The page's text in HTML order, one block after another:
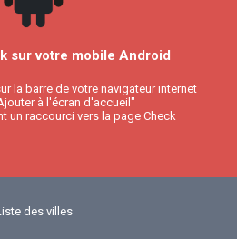
sur votre mobile Android
la barre de votre navigateur internet
à l'écran d'accueil"
un raccourci vers la page Check
des villes